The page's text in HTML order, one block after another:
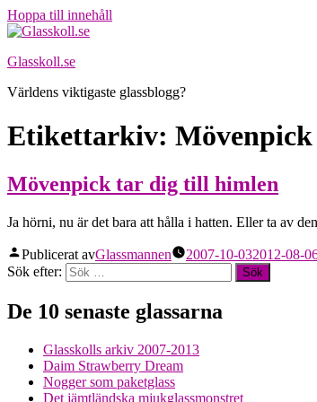
Hoppa till innehåll
Glasskoll.se
Världens viktigaste glassblogg?
Etikettarkiv: Mövenpick
Mövenpick tar dig till himlen
Ja hörni, nu är det bara att hålla i hatten. Eller ta av
Publicerat avGlassmannen 2007-10-032012-08-
Sök efter:
De 10 senaste glassarna
Glasskolls arkiv 2007-2013
Daim Strawberry Dream
Nogger som paketglass
Det jämtländska mjukglassmonstret